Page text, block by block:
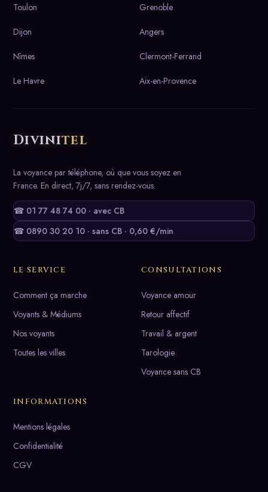
Toulon Grenoble
Dijon Angers
Nîmes Clermont-Ferrand
Le Havre Aix-en-Provence
Divinitel
La voyance par téléphone, où que vous soyez en
France. En direct, 7j/7, sans rendez-vous.
☎ 01 77 48 74 00 · avec CB
☎ 0890 30 20 10 · sans CB · 0,60 €/min
LE SERVICE
Comment ça marche
Voyants & Médiums
Nos voyants
Toutes les villes
CONSULTATIONS
Voyance amour
Retour affectif
Travail & argent
Tarologie
Voyance sans CB
INFORMATIONS
Mentions légales
Confidentialité
CGV